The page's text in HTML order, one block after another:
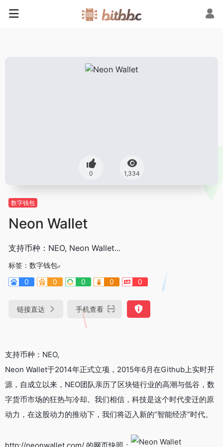
0 1,334
数字钱包
Neon Wallet
支持币种：NEO, Neon Wallet...
标签： 数字钱包
0
0 0 0 0
链接直达 手机查看
支持币种：NEO,
Neon Wallet于2014年正式立项，2015年6月在Github上实时开
源，自成立以来，NEO团队亲历了区块链行业的高潮与低谷，数
字货币市场的狂热与冷却。我们相信，科技是这个时代变迁的原
动力，在这股动力的推动下，我们将迈入新的“智能经济”时代。
http://neonwallet.com/ 的网页快照：